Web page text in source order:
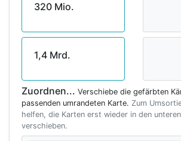
320 Mio.
1,4 Mrd.
Zuordnen... Verschiebe die gefärbten
passenden umrandeten Karte. Zum
helfen, die Karten erst wieder in den
verschieben.